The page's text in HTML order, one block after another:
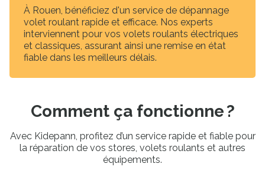
À Rouen, bénéficiez d'un service de dépannage
volet roulant rapide et efficace. Nos experts
interviennent pour vos volets roulants électriques
et classiques, assurant ainsi une remise en état
fiable dans les meilleurs délais.
Comment ça fonctionne ?
Avec Kidepann, profitez d’un service rapide et fiable pour
la réparation de vos stores, volets roulants et autres
équipements.